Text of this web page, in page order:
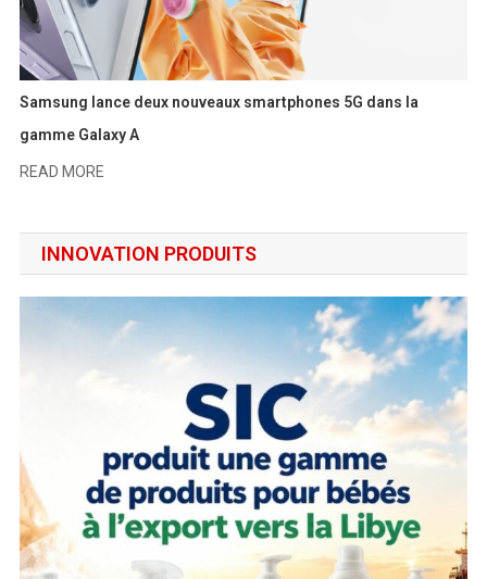
Samsung lance deux nouveaux smartphones 5G dans la
gamme Galaxy A
READ MORE
INNOVATION PRODUITS